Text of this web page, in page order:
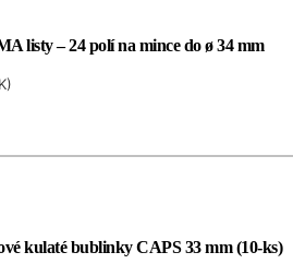
listy – 24 polí na mince do ø 34 mm
)
kulaté bublinky CAPS 33 mm (10-ks)